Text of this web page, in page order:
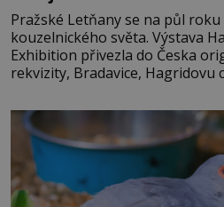
Pražské Letňany se na půl
kouzelnického světa. Výstava
Exhibition přivezla do Česka
rekvizity, Bradavice, Hagridovu